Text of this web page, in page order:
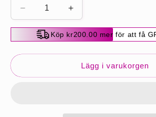
Minska
kvantitet
Gradient
Färg
Peruk
Öka
kvantitet
för
Gradient
Färg
Lockigt
Peruk
Köp kr200.00 mer för att få
Lägg i varukorgen